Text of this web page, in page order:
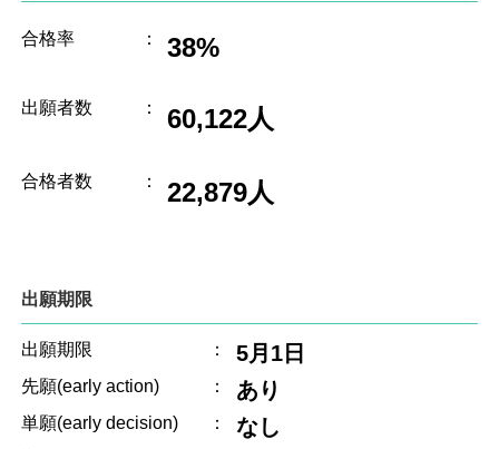
合格率 ： 38%
出願者数 ： 60,122人
合格者数 ： 22,879人
出願期限
出願期限 ： 5月1日
先願(early action) ： あり
単願(early decision) ： なし